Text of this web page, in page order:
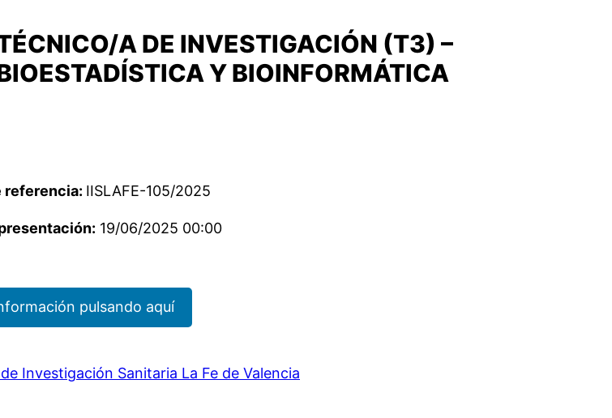
A DE INVESTIGACIÓN (T3) –
Y BIOINFORMÁTICA
referencia: IISLAFE-105/2025
19/06/2025 00:00
pulsando aquí
Investigación Sanitaria La Fe de Valencia